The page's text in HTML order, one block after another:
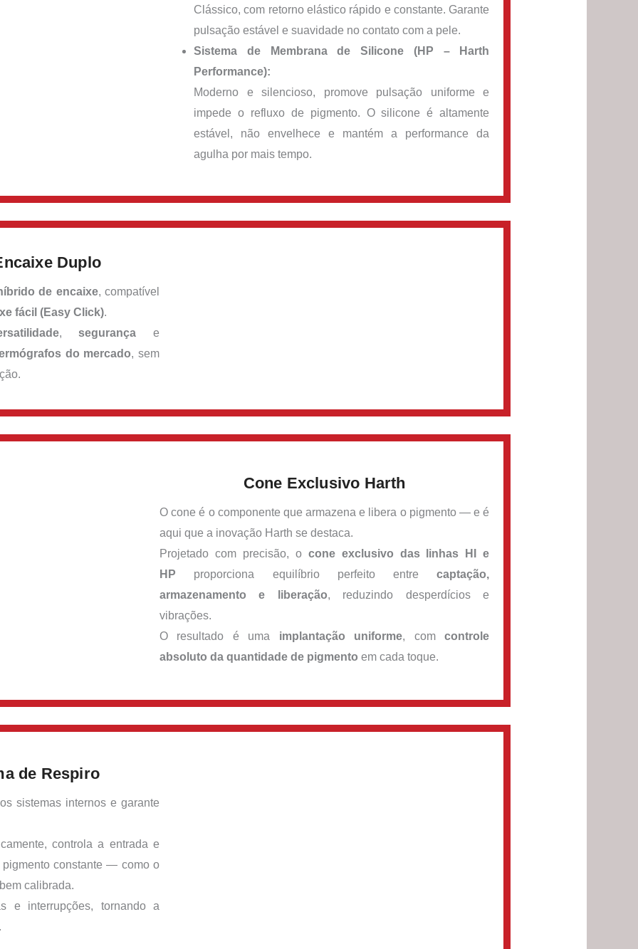
Clássico, com retorno elástico rápido e constante. Garante
pulsação estável e suavidade no contato com a pele.
Sistema de Membrana de Silicone (HP – Harth
Performance):
Moderno e silencioso, promove pulsação uniforme e
impede o refluxo de pigmento. O silicone é altamente
estável, não envelhece e mantém a performance da
agulha por mais tempo.
Duplo
de encaixe, compatível
fácil (Easy Click).
,segurança e
do mercado, sem
Cone Exclusivo Harth
O cone é o componente que armazena e libera o pigmento — e é
aqui que a inovação Harth se destaca.
Projetado com precisão, o cone exclusivo das linhas HI e
HP proporciona equilíbrio perfeito entrecaptação,
armazenamento e liberação, reduzindo desperdícios e
vibrações.
O resultado é uma implantação uniforme, comcontrole
absoluto da quantidade de pigmento em cada toque.
de Respiro
sistemas internos e garante
controla a entrada e
constante — como o
calibrada.
e interrupções, tornando a